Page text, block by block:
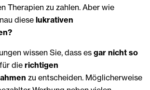
Therapien zu zahlen. Aber wie
diese lukrativen
wissen Sie, dass es gar nicht so
die richtigen
zu entscheiden. Möglicherweise